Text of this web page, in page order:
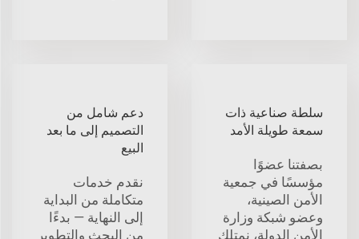
سلطة صناعية ذات
سمعة طويلة الأمد
بصفتنا عضوًا
مؤسسًا في جمعية
الأمن الصينية،
وعضو شبكة وزارة
الأمن الدولة، نمتلك
دعم شامل من
التصميم إلى ما بعد
البيع
نقدم خدمات
متكاملة من البداية
إلى النهاية — بدءًا
من البحث والتطوير